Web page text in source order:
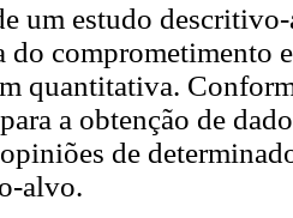
um estudo
do comprometimento
quantitativa.
a obtenção de
de
alvo.